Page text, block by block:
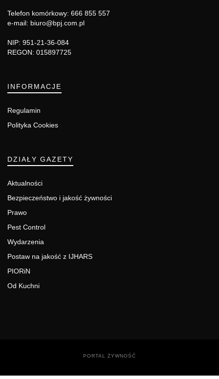
Telefon komórkowy: 666 855 557
e-mail: biuro@bpj.com.pl
NIP: 951-21-36-084
REGON: 015897725
INFORMACJE
Regulamin
Polityka Cookies
DZIAŁY GAZETY
Aktualności
Bezpieczeństwo i jakość żywności
Prawo
Pest Control
Wydarzenia
Postaw na jakość z IJHARS
PIORiN
Od Kuchni
PORTAL ŻYWNOŚĆ